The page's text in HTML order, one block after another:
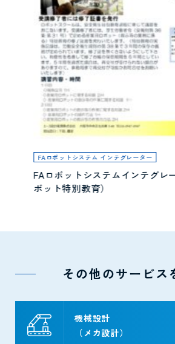
FAロボットシステム インテグレーター
FAロボットシステムインテグレ
ボット特別教育）
その他のサービス
機械設計
（メカ設計）